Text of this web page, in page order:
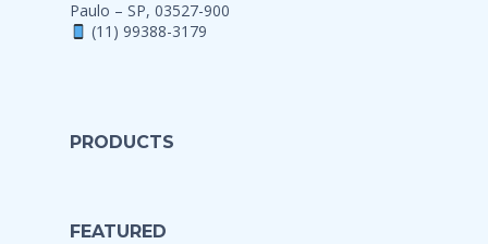
Paulo – SP, 03527-900
(11) 99388-3179
PRODUCTS
FEATURED